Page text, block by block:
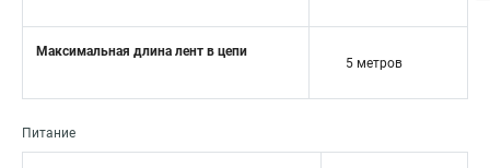
Максимальная длина лент в цепи
5 метров
Питание